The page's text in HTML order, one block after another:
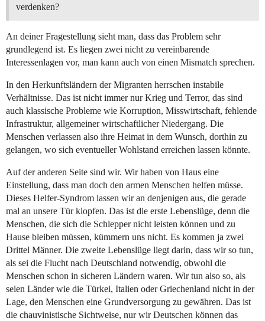
verdenken?
An deiner Fragestellung sieht man, dass das Problem sehr
grundlegend ist. Es liegen zwei nicht zu vereinbarende
Interessenlagen vor, man kann auch von einen Mismatch sprechen.
In den Herkunftsländern der Migranten herrschen instabile
Verhältnisse. Das ist nicht immer nur Krieg und Terror, das sind
auch klassische Probleme wie Korruption, Misswirtschaft, fehlende
Infrastruktur, allgemeiner wirtschaftlicher Niedergang. Die
Menschen verlassen also ihre Heimat in dem Wunsch, dorthin zu
gelangen, wo sich eventueller Wohlstand erreichen lassen könnte.
Auf der anderen Seite sind wir. Wir haben von Haus eine
Einstellung, dass man doch den armen Menschen helfen müsse.
Dieses Helfer-Syndrom lassen wir an denjenigen aus, die gerade
mal an unsere Tür klopfen. Das ist die erste Lebenslüge, denn die
Menschen, die sich die Schlepper nicht leisten können und zu
Hause bleiben müssen, kümmern uns nicht. Es kommen ja zwei
Drittel Männer. Die zweite Lebenslüge liegt darin, dass wir so tun,
als sei die Flucht nach Deutschland notwendig, obwohl die
Menschen schon in sicheren Ländern waren. Wir tun also so, als
seien Länder wie die Türkei, Italien oder Griechenland nicht in der
Lage, den Menschen eine Grundversorgung zu gewähren. Das ist
die chauvinistische Sichtweise, nur wir Deutschen können das